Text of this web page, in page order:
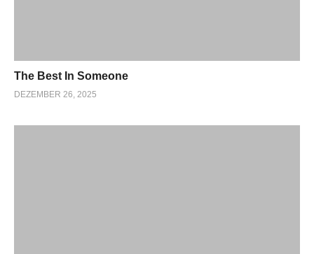
The Best In Someone
DEZEMBER 26, 2025